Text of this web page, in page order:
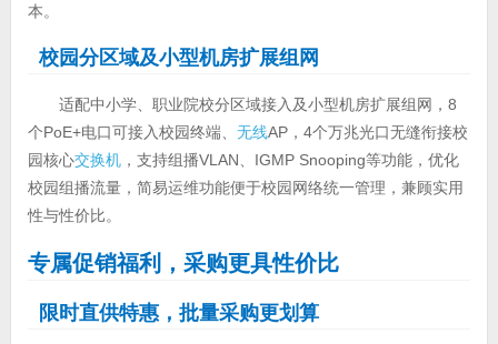
本。
校园分区域及小型机房扩展组网
适配中小学、职业院校分区域接入及小型机房扩展组网，8
个PoE+电口可接入校园终端、 无线AP，4个万兆光口无缝衔接校
园核心交换机，支持组播VLAN、IGMP Snooping等功能，优化
校园组播流量，简易运维功能便于校园网络统一管理，兼顾实用
性与性价比。
专属促销福利，采购更具性价比
限时直供特惠，批量采购更划算